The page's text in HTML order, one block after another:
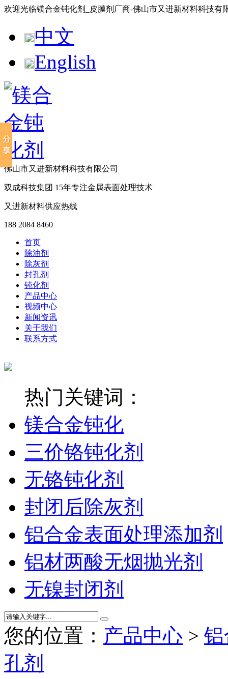
欢迎光临镁合金钝化剂_皮膜剂厂商-佛山市又进新材料科技有
中文
English
佛山市又进新材料科技有限公司
双成科技集团 15年专注金属表面处理技术
又进新材料供应热线
188 2084 8460
首页
除油剂
除灰剂
封孔剂
钝化剂
产品中心
视频中心
新闻资讯
关于我们
联系方式
热门关键词：
镁合金钝化
三价铬钝化剂
无铬钝化剂
封闭后除灰剂
铝合金表面处理添加剂
铝材两酸无烟抛光剂
无镍封闭剂
您的位置： 产品中心 >
孔剂